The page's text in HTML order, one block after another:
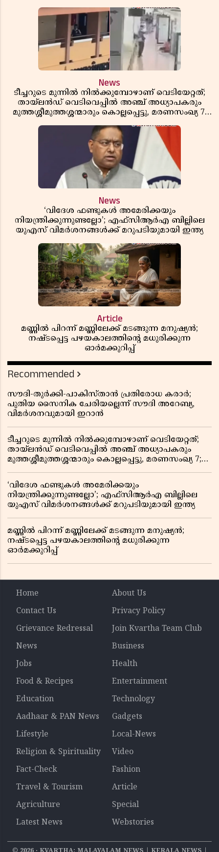
News
ടീച്ചറുടെ മുന്നിൽ നിൽക്കുമ്പോഴാണ് വെടിയേറ്റത്;
തായ്‌ലൻഡ് വെടിവെപ്പിൽ അഞ്ച് അധ്യാപകരും
മുത്തശ്ശീമുത്തശ്ശന്മാരും കൊല്ലപ്പെട്ടു, മരണസംഖ്യ 7;
News
‘വിദേശ ഫണ്ടുകൾ അമേരിക്കയും
നിയന്ത്രിക്കുന്നുണ്ടല്ലോ’; എഫ്സിആർഎ ബില്ലിലെ
യുഎസ് വിമർശനങ്ങൾക്ക് മറുപടിയുമായി ഇന്ത്യ
Article
മണ്ണിൽ പിറന്ന് മണ്ണിലേക്ക് മടങ്ങുന്ന മനുഷ്യൻ;
നഷ്ടപ്പെട്ട പഴയകാലത്തിൻ്റെ മധുരിക്കുന്ന
ഓർമക്കുറിപ്പ്
Recommended
സൗദി-തുർക്കി-പാകിസ്താൻ പ്രതിരോധ കരാർ;
പുതിയ സൈനിക ചേരിയല്ലെന്ന് സൗദി അറേബ്യ,
വിമർശനവുമായി ഇറാൻ
ടീച്ചറുടെ മുന്നിൽ നിൽക്കുമ്പോഴാണ് വെടിയേറ്റത്;
തായ്‌ലൻഡ് വെടിവെപ്പിൽ അഞ്ച് അധ്യാപകരും
മുത്തശ്ശീമുത്തശ്ശന്മാരും കൊല്ലപ്പെട്ടു, മരണസംഖ്യ 7;
‘വിദേശ ഫണ്ടുകൾ അമേരിക്കയും
നിയന്ത്രിക്കുന്നുണ്ടല്ലോ’; എഫ്സിആർഎ ബില്ലിലെ
യുഎസ് വിമർശനങ്ങൾക്ക് മറുപടിയുമായി ഇന്ത്യ
മണ്ണിൽ പിറന്ന് മണ്ണിലേക്ക് മടങ്ങുന്ന മനുഷ്യൻ;
നഷ്ടപ്പെട്ട പഴയകാലത്തിൻ്റെ മധുരിക്കുന്ന
ഓർമക്കുറിപ്പ്
Home
About Us
Contact Us
Privacy Policy
Grievance Redressal
Join Kvartha Team Club
News
Business
Jobs
Health
Food & Recipes
Entertainment
Education
Technology
Aadhaar & PAN News
Gadgets
Lifestyle
Local-News
Religion & Spirituality
Video
Fact-Check
Fashion
Travel & Tourism
Article
Agriculture
Special
Latest News
Webstories